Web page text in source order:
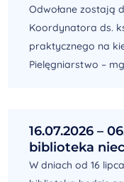
Odwołane zostają
Koordynatora ds.
praktycznego na
Pielęgniarstwo –
16.07.2026 –
biblioteka
W dniach od 16